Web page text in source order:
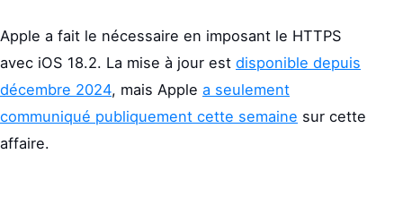
Apple a fait le nécessaire en imposant le HTTPS
avec iOS 18.2. La mise à jour est disponible depuis
décembre 2024, mais Apple a seulement
communiqué publiquement cette semaine sur cette
affaire.